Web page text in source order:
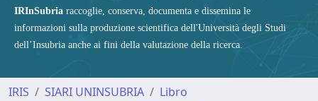
IRInSubria raccoglie, conserva, documenta e dissemina le
informazioni sulla produzione scientifica dell'Università degli Studi
dell’Insubria anche ai fini della valutazione della ricerca.
IRIS SIARI UNINSUBRIA
Libro